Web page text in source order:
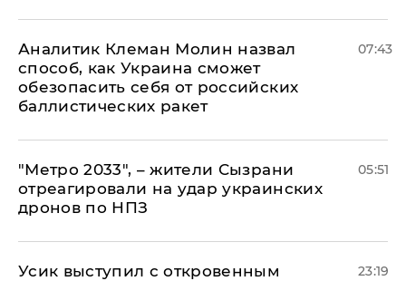
Аналитик Клеман Молин назвал
способ, как Украина сможет
обезопасить себя от российских
баллистических ракет
07:43
"Метро 2033", – жители Сызрани
отреагировали на удар украинских
дронов по НПЗ
05:51
Усик выступил с откровенным
23:19